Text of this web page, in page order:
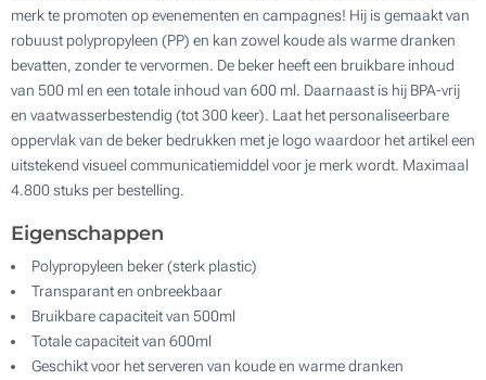
merk te promoten op evenementen en campagnes! Hij is gemaakt van
robuust polypropyleen (PP) en kan zowel koude als warme dranken
bevatten, zonder te vervormen. De beker heeft een bruikbare inhoud
van 500 ml en een totale inhoud van 600 ml. Daarnaast is hij BPA-vrij
en vaatwasserbestendig (tot 300 keer). Laat het personaliseerbare
oppervlak van de beker bedrukken met je logo waardoor het artikel een
uitstekend visueel communicatiemiddel voor je merk wordt. Maximaal
4.800 stuks per bestelling.
Eigenschappen
Polypropyleen beker (sterk plastic)
Transparant en onbreekbaar
Bruikbare capaciteit van 500ml
Totale capaciteit van 600ml
Geschikt voor het serveren van koude en warme dranken